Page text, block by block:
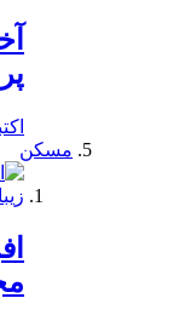
اکتبر
مسکن